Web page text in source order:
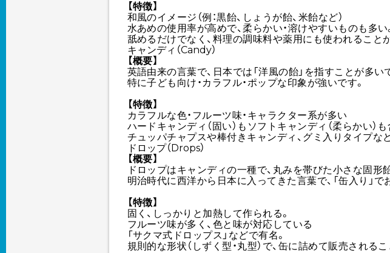
【特徴】
和風のイメージ（例：黒飴、しょうが飴、米飴など）
水あめの使用率が高めで、柔らかい・溶けやすいものも多い
舐めるだけでなく、料理の調味料や薬用にも使われることが
キャンディ（Candy）
【概要】
英語由来の言葉で、日本では「洋風の飴」を指すことが多い
特に子ども向け・カラフル・ポップな印象が強いです。
【特徴】
カラフルな色・フルーツ味・キャラクター系が多い
ハードキャンディ（固い）もソフトキャンディ（柔らかい）も
チュッパチャプスや棒付きキャンディ、グミ入りタイプな
ドロップ（Drops）
【概要】
ドロップはキャンディの一種で、丸みを帯びた小さな固形
明治時代に西洋から日本に入ってきた言葉で、「缶入り」
【特徴】
固く、しっかりと加熱して作られる。
フルーツ味が多く、色と味が対応している
「サクマ式ドロップス」などで有名。
規則的な形状（しずく型・丸型）で、缶に詰めて販売されるこ